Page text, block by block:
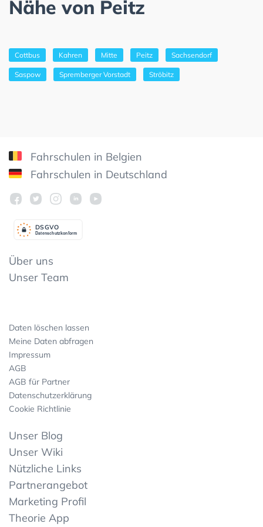
Nähe von Peitz
Cottbus Kahren Mitte Peitz Sachsendorf
Saspow Spremberger Vorstadt Ströbitz
Fahrschulen in Belgien
Fahrschulen in Deutschland
Datenschutzkonform
DSGVO
Über uns
Unser Team
Daten löschen lassen
Meine Daten abfragen
Impressum
AGB
AGB für Partner
Datenschutzerklärung
Cookie Richtlinie
Unser Blog
Unser Wiki
Nützliche Links
Partnerangebot
Marketing Profil
Theorie App